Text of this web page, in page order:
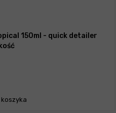
150ml - quick detailer
koszyka